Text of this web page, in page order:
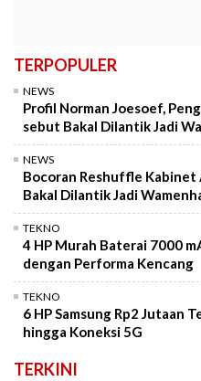
TERPOPULER
NEWS
Profil Norman Joesoef,
sebut Bakal Dilantik Jadi
NEWS
Bocoran Reshuffle Kabinet
Bakal Dilantik Jadi
TEKNO
4 HP Murah Baterai 7000
dengan Performa Kencang
TEKNO
6 HP Samsung Rp2 Jutaan
hingga Koneksi 5G
TERKINI